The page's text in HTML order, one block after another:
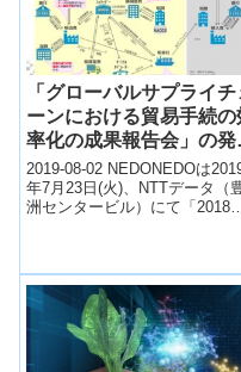
「グローバルサプライチ
ーンにおける貿易手続の
率化の成果報告会」の発
資料
2019-08-02 NEDONEDOは
年7月23日(火)、NTTデータ（
洲センタービル）にて「2018